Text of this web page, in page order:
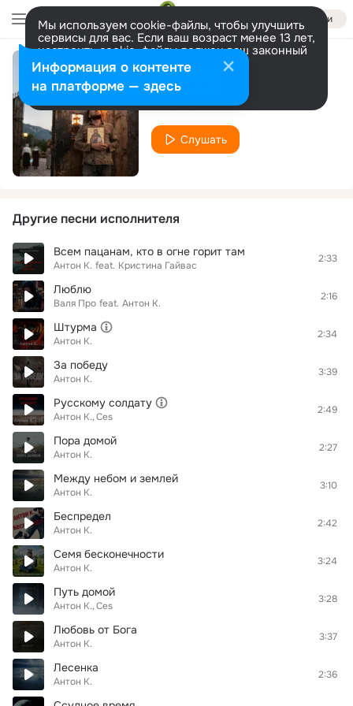
Войти
Мы используем cookie-файлы, чтобы улучшить
сервисы для вас. Если ваш возраст менее 13 лет,
настроить cookie-файлы должен ваш законный
представитель. Больше информации
Разрешить все Настроить
Каюсь
Антон К.
Слушать
Другие песни исполнителя
Всем пацанам, кто в огне горит там
Антон К. feat. Кристина Гайвас
2:33
Люблю
Валя Про feat. Антон К.
2:16
Штурма
Антон К.
2:34
За победу
Антон К.
3:39
Русскому солдату
Антон К. Ces
2:49
Пора домой
Антон К.
2:27
Между небом и землей
Антон К.
3:10
Беспредел
Антон К.
2:42
Семя бесконечности
Антон К.
3:24
Путь домой
Антон К. Ces
3:28
Любовь от Бога
Антон К.
3:37
Лесенка
Антон К.
2:36
Информация о контенте
на платформе — здесь